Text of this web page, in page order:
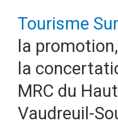
Tourisme
la
la
MRC du
Vaudreuil-